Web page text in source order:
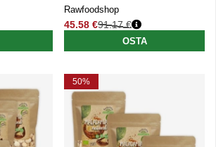
Rawfoodshop
45.58 €
Normaali hinta
91.17 €
OSTA
50%